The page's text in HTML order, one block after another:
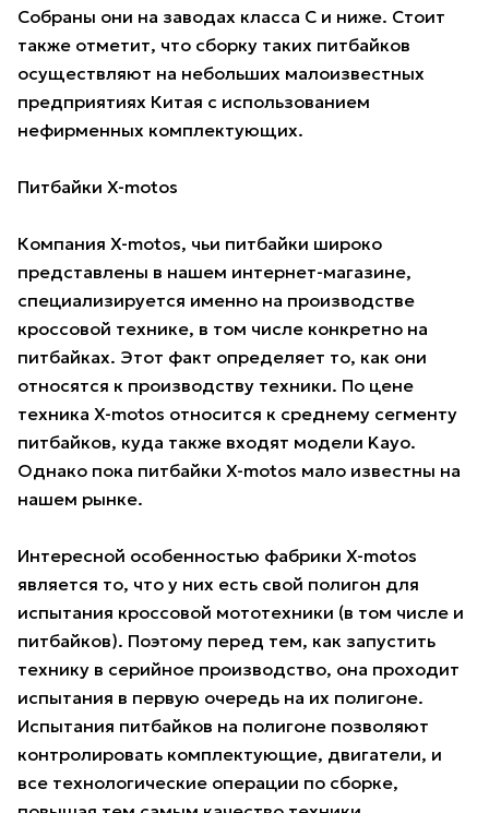
Собраны они на заводах класса С и ниже. Стоит
также отметит, что сборку таких питбайков
осуществляют на небольших малоизвестных
предприятиях Китая с использованием
нефирменных комплектующих.
Питбайки X-motos
Компания X-motos, чьи питбайки широко
представлены в нашем интернет-магазине,
специализируется именно на производстве
кроссовой технике, в том числе конкретно на
питбайках. Этот факт определяет то, как они
относятся к производству техники. По цене
техника X-motos относится к среднему сегменту
питбайков, куда также входят модели Kayo.
Однако пока питбайки X-motos мало известны на
нашем рынке.
Интересной особенностью фабрики X-motos
является то, что у них есть свой полигон для
испытания кроссовой мототехники (в том числе и
питбайков). Поэтому перед тем, как запустить
технику в серийное производство, она проходит
испытания в первую очередь на их полигоне.
Испытания питбайков на полигоне позволяют
контролировать комплектующие, двигатели, и
все технологические операции по сборке,